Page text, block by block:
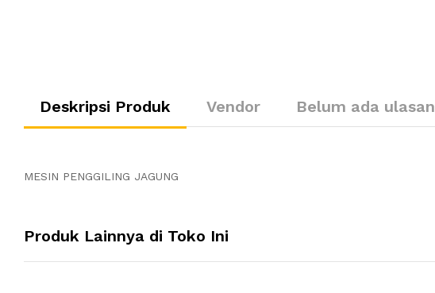
Deskripsi Produk Vendor Belum ada ulasan
MESIN PENGGILING JAGUNG
Produk Lainnya di Toko Ini